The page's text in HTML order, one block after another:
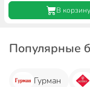
В корзину
Популярные
Гурман